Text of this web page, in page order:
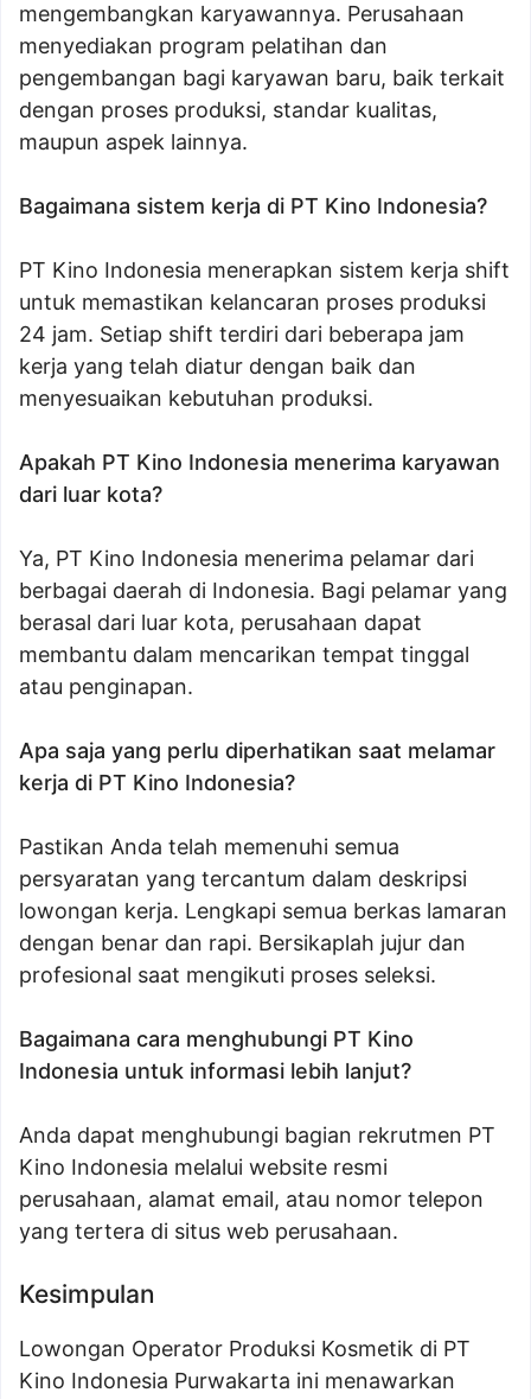
mengembangkan karyawannya. Perusahaan
menyediakan program pelatihan dan
pengembangan bagi karyawan baru, baik terkait
dengan proses produksi, standar kualitas,
maupun aspek lainnya.
Bagaimana sistem kerja di PT Kino Indonesia?
PT Kino Indonesia menerapkan sistem kerja shift
untuk memastikan kelancaran proses produksi
24 jam. Setiap shift terdiri dari beberapa jam
kerja yang telah diatur dengan baik dan
menyesuaikan kebutuhan produksi.
Apakah PT Kino Indonesia menerima karyawan
dari luar kota?
Ya, PT Kino Indonesia menerima pelamar dari
berbagai daerah di Indonesia. Bagi pelamar yang
berasal dari luar kota, perusahaan dapat
membantu dalam mencarikan tempat tinggal
atau penginapan.
Apa saja yang perlu diperhatikan saat melamar
kerja di PT Kino Indonesia?
Pastikan Anda telah memenuhi semua
persyaratan yang tercantum dalam deskripsi
lowongan kerja. Lengkapi semua berkas lamaran
dengan benar dan rapi. Bersikaplah jujur dan
profesional saat mengikuti proses seleksi.
Bagaimana cara menghubungi PT Kino
Indonesia untuk informasi lebih lanjut?
Anda dapat menghubungi bagian rekrutmen PT
Kino Indonesia melalui website resmi
perusahaan, alamat email, atau nomor telepon
yang tertera di situs web perusahaan.
Kesimpulan
Lowongan Operator Produksi Kosmetik di PT
Kino Indonesia Purwakarta ini menawarkan